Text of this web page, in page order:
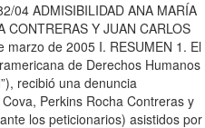
04 ADMISIBILIDAD ANA MARÍA
CONTRERAS Y JUAN CARLOS
marzo de 2005 I. RESUMEN 1. El
de Derechos Humanos
recibió una denuncia
Perkins Rocha Contreras y
los peticionarios) asistidos por